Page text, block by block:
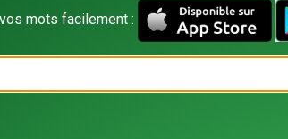
mots facilement :